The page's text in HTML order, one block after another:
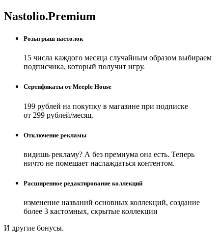
Nastolio.Premium
Розыгрыш настолок
15 числа каждого месяца случайным образом выбираем
подписчика, который получит игру.
Сертификаты от Meeple House
199 рублей на покупку в магазине при подписке
от 299 рублей/месяц.
Отключение рекламы
видишь рекламу? А без премиума она есть. Теперь
ничто не помешает наслаждаться контентом.
Расширенное редактирование коллекций
изменение названий основных коллекций, создание
более 3 кастомных, скрытые коллекции
И другие бонусы.